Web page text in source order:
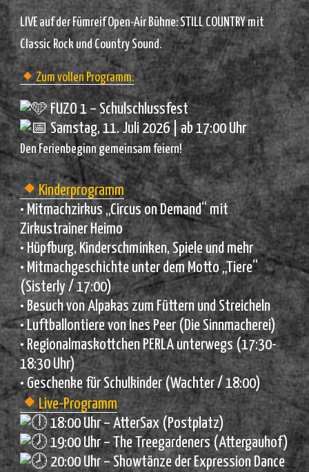
LIVE auf der Fümreif Open-Air Bühne: STILL COUNTRY mit
Classic Rock und Country Sound.
Zum vollen Programm:
FUZO 1 – Schulschlussfest
Samstag, 11. Juli 2026 | ab 17:00 Uhr
Den Ferienbeginn gemeinsam feiern!
Kinderprogramm
• Mitmachzirkus „Circus on Demand“ mit
Zirkustrainer Heimo
• Hüpfburg, Kinderschminken, Spiele und mehr
• Mitmachgeschichte unter dem Motto „Tiere“
(Sisterly / 17:00)
• Besuch von Alpakas zum Füttern und Streicheln
• Luftballontiere von Ines Peer (Die Sinnmacherei)
• Regionalmaskottchen PERLA unterwegs (17:30-
18:30 Uhr)
• Geschenke für Schulkinder (Wachter / 18:00)
Live-Programm
18:00 Uhr – AtterSax (Postplatz)
19:00 Uhr – The Treegardeners (Attergauhof)
20:00 Uhr – Showtänze der Expression Dance